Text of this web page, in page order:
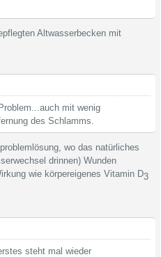
Altwasserbecken mit
mit wenig
des Schlamms.
wo das natürliches
drinnen) Wunden
wie körpereigenes Vitamin D3
steht mal wieder